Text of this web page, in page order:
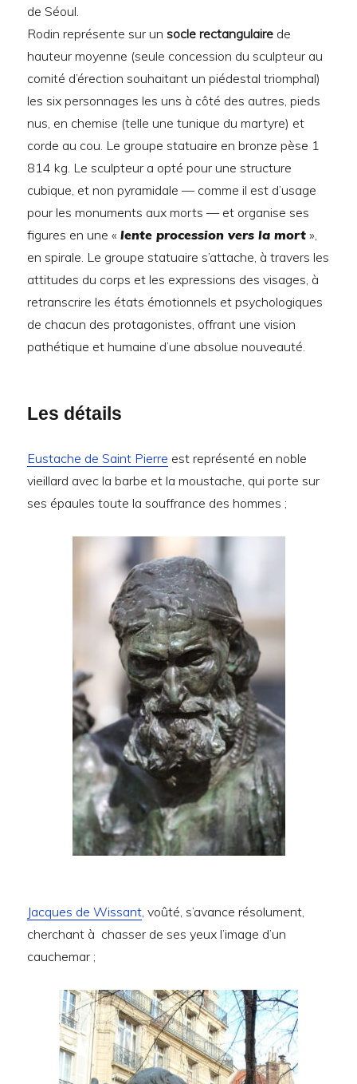
de Séoul.
Rodin représente sur unsocle rectangulaire de
hauteur moyenne (seule concession du sculpteur au
comité d’érection souhaitant un piédestal triomphal)
les six personnages les uns à côté des autres, pieds
nus, en chemise (telle une tunique du martyre) et
corde au cou. Le groupe statuaire en bronze pèse 1
814 kg. Le sculpteur a opté pour une structure
cubique, et non pyramidale — comme il est d’usage
pour les monuments aux morts — et organise ses
figures en une «lente procession vers la mort »,
en spirale. Le groupe statuaire s’attache, à travers les
attitudes du corps et les expressions des visages, à
retranscrire les états émotionnels et psychologiques
de chacun des protagonistes, offrant une vision
pathétique et humaine d’une absolue nouveauté.
Les détails
Eustache de Saint Pierre est représenté en noble
vieillard avec la barbe et la moustache, qui porte sur
ses épaules toute la souffrance des hommes ;
Jacques de Wissant, voûté, s’avance résolument,
cherchant à chasser de ses yeux l’image d’un
cauchemar ;